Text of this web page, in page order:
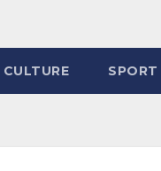
CULTURE SPORT